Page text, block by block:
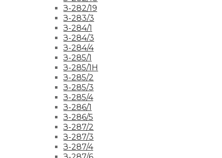
З-282/19
З-283/3
З-284/1
З-284/3
З-284/4
З-285/1
З-285/1Н
З-285/2
З-285/3
З-285/4
З-286/1
З-286/5
З-287/2
З-287/3
З-287/4